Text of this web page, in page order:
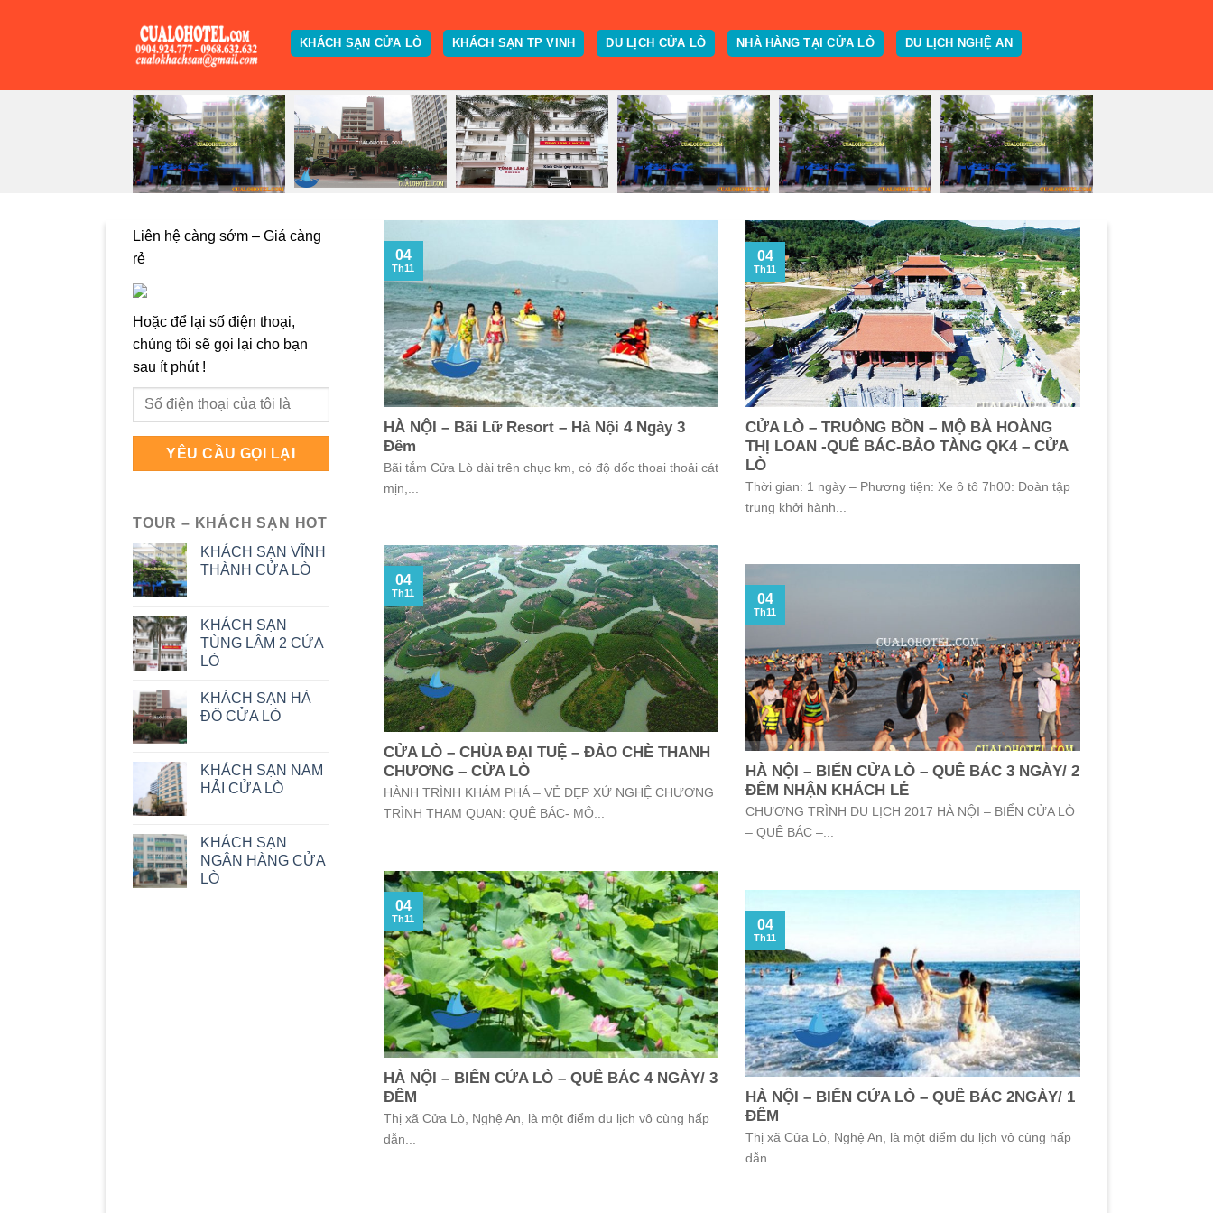
KHÁCH SẠN CỬA LÒ KHÁCH SẠN TP VINH DU LỊCH CỬA LÒ NHÀ HÀNG TẠI CỬA LÒ DU LỊCH NGHỆ AN
Liên hệ càng sớm – Giá càng
rẻ
Hoặc để lại số điện thoại,
chúng tôi sẽ gọi lại cho bạn
sau ít phút !
TOUR – KHÁCH SẠN HOT
KHÁCH SẠN VĨNH
THÀNH CỬA LÒ
KHÁCH SẠN
TÙNG LÂM 2 CỬA
LÒ
KHÁCH SẠN HÀ
ĐÔ CỬA LÒ
KHÁCH SẠN NAM
HẢI CỬA LÒ
KHÁCH SẠN
NGÂN HÀNG CỬA
LÒ
HÀ NỘI – Bãi Lữ Resort – Hà Nội 4 Ngày 3
Đêm
Bãi tắm Cửa Lò dài trên chục km, có độ dốc thoai thoải cát
mịn,...
04
Th11
CỬA LÒ – TRUÔNG BỒN – MỘ BÀ HOÀNG
THỊ LOAN -QUÊ BÁC-BẢO TÀNG QK4 – CỬA
LÒ
Thời gian: 1 ngày – Phương tiện: Xe ô tô 7h00: Đoàn tập
trung khởi hành...
04
Th11
CỬA LÒ – CHÙA ĐẠI TUỆ – ĐẢO CHÈ THANH
CHƯƠNG – CỬA LÒ
HÀNH TRÌNH KHÁM PHÁ – VẺ ĐẸP XỨ NGHỆ CHƯƠNG
TRÌNH THAM QUAN: QUÊ BÁC- MỘ...
04
Th11
HÀ NỘI – BIỂN CỬA LÒ – QUÊ BÁC 3 NGÀY/ 2
ĐÊM NHẬN KHÁCH LẺ
CHƯƠNG TRÌNH DU LỊCH 2017 HÀ NỘI – BIỂN CỬA LÒ
– QUÊ BÁC –...
04
Th11
HÀ NỘI – BIỂN CỬA LÒ – QUÊ BÁC 4 NGÀY/ 3
ĐÊM
Thị xã Cửa Lò, Nghệ An, là một điểm du lịch vô cùng hấp
dẫn...
04
Th11
HÀ NỘI – BIỂN CỬA LÒ – QUÊ BÁC 2NGÀY/ 1
ĐÊM
Thị xã Cửa Lò, Nghệ An, là một điểm du lịch vô cùng hấp
dẫn...
04
Th11